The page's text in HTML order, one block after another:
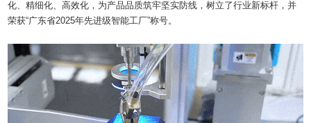
化、精细化、高效化，为产品品质筑牢坚实防线，树立了行业新标杆，并
荣获“广东省2025年先进级智能工厂”称号。